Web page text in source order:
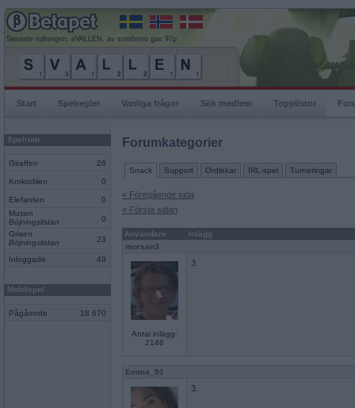
Senaste rullningen, sVALLEN, av sombrero gav 97p
Start Spelregler Vanliga frågor Sök medlem Topplistor
Spelrum
Giraffen 26
Krokodilen 0
Elefanten
0
Musen
Böjningslistan
0
Grisen
Böjningslistan
23
Inloggade 49
Mobilspel
Pågående 18 670
Forumkategorier
Snack Support Ordlekar IRL-spel Turneringar
« Föregående sida
« Första sidan
Användare
Inlägg
morsan3
Antal inlägg:
2146
3
Emma_91
3.